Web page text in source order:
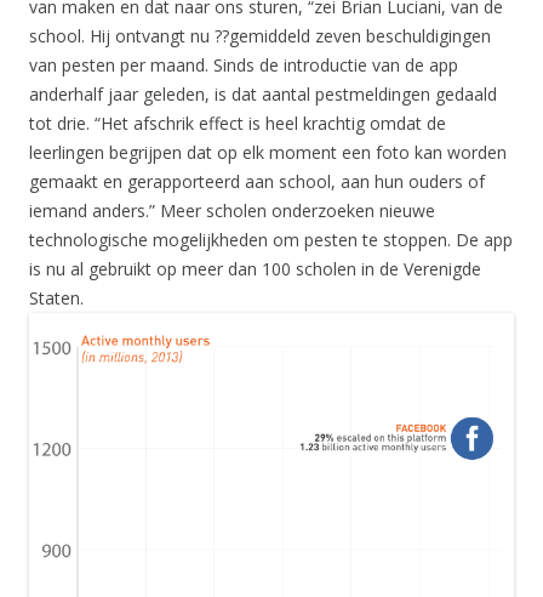
van maken en dat naar ons sturen, “zei Brian Luciani, van de
school. Hij ontvangt nu ??gemiddeld zeven beschuldigingen
van pesten per maand. Sinds de introductie van de app
anderhalf jaar geleden, is dat aantal pestmeldingen gedaald
tot drie. “Het afschrik effect is heel krachtig omdat de
leerlingen begrijpen dat op elk moment een foto kan worden
gemaakt en gerapporteerd aan school, aan hun ouders of
iemand anders.” Meer scholen onderzoeken nieuwe
technologische mogelijkheden om pesten te stoppen. De app
is nu al gebruikt op meer dan 100 scholen in de Verenigde
Staten.